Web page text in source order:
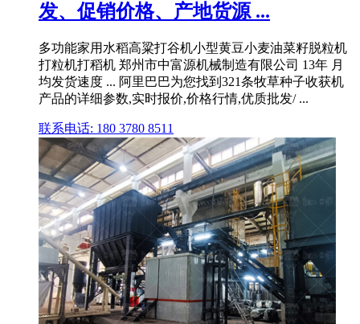
发、促销价格、产地货源 ...
多功能家用水稻高粱打谷机小型黄豆小麦油菜籽脱粒机
打粒机打稻机 郑州市中富源机械制造有限公司 13年 月
均发货速度 ... 阿里巴巴为您找到321条牧草种子收获机
产品的详细参数,实时报价,价格行情,优质批发/ ...
联系电话: 180 3780 8511